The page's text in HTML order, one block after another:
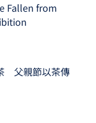
Fallen from
父親節以茶傳